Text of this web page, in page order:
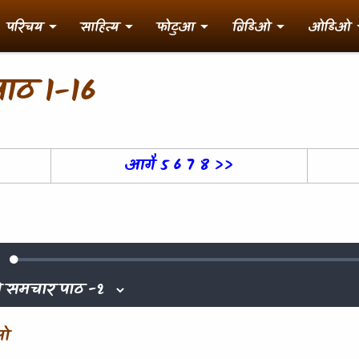
परिचय साहित्य फोटुआ विडिओ ओडिओ
1-16
आगै 5 6 7 8 >>
Loaded: